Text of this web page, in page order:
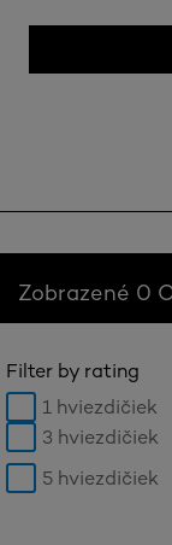
Zobrazené 0
Filter by rating
1 hviezdičiek
3 hviezdičiek
5 hviezdičiek